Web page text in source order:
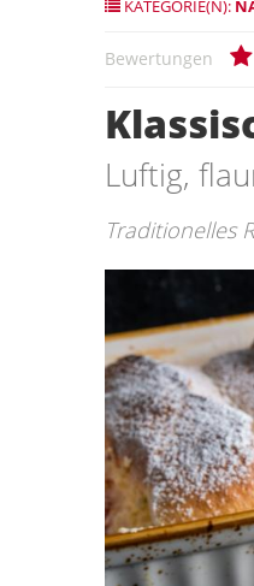
KATEGORIE(N):
Bewertungen
Luftig,
Traditionelles